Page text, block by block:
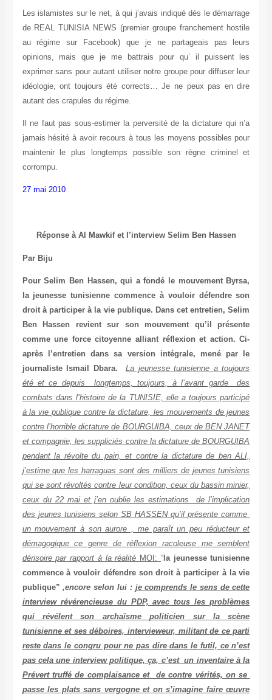
Les islamistes sur le net, à qui j’avais indiqué dés le démarrage
de REAL TUNISIA NEWS (premier groupe franchement hostile
au régime sur Facebook) que je ne partageais pas leurs
opinions, mais que je me battrais pour qu’ il puissent les
exprimer sans pour autant utiliser notre groupe pour diffuser leur
idéologie, ont toujours été corrects… Je ne peux pas en dire
autant des crapules du régime.
Il ne faut pas sous-estimer la perversité de la dictature qui n’a
jamais hésité à avoir recours à tous les moyens possibles pour
maintenir le plus longtemps possible son règne criminel et
corrompu.
27 mai 2010
Réponse à Al Mawkif et l’interview Selim Ben Hassen
Par Biju
Pour Selim Ben Hassen, qui a fondé le mouvement Byrsa,
la jeunesse tunisienne commence à vouloir défendre son
droit à participer à la vie publique. Dans cet entretien, Selim
Ben Hassen revient sur son mouvement qu’il présente
comme une force citoyenne alliant réflexion et action. Ci-
après l’entretien dans sa version intégrale, mené par le
journaliste Ismail Dbara.
La jeunesse tunisienne a toujours
été et ce depuis longtemps, toujours, à l’avant garde des
combats dans l’histoire de la TUNISIE, elle a toujours participé
à la vie publique contre la dictature, les mouvements de jeunes
contre l’horrible dictature de BOURGUIBA, ceux de BEN JANET
et compagnie, les suppliciés contre la dictature de BOURGUIBA
pendant la révolte du pain, et contre la dictature de ben ALI,
j’estime que les harraguas sont des milliers de jeunes tunisiens
qui se sont révoltés contre leur condition, ceux du bassin minier,
ceux du 22 mai et j’en oublie les estimations de l’implication
des jeunes tunisiens selon SB HASSEN qu’il présente comme
un mouvement à son aurore , me paraît un peu réducteur et
démagogique ce genre de réflexion racoleuse me semblent
dérisoire par rapport à la réalité MOI: “la jeunesse tunisienne
commence à vouloir défendre son droit à participer à la vie
publique” ,encore selon lui : je comprends le sens de cette
interview révérencieuse du PDP, avec tous les problèmes
qui révélent son archaïsme politicien sur la scène
tunisienne et ses déboires, intervieweur, militant de ce parti
reste dans le congru pour ne pas dire dans le futil, ce n’est
pas cela une interview politique, ça, c’est un inventaire à la
Prévert truffé de complaisance et de contre vérités, on se
passe les plats sans vergogne et on s’imagine faire œuvre